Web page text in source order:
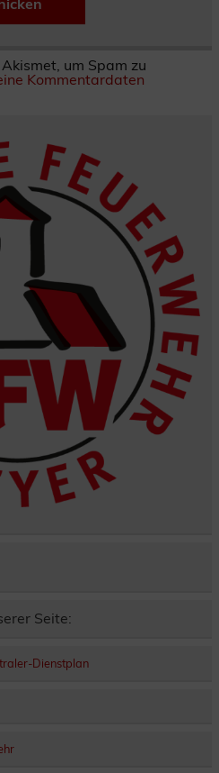
um Spam zu
Kommentardaten
Seite:
Dienstplan